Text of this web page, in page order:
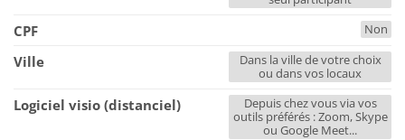
CPF Non
Ville
Dans la ville de votre choix
ou dans vos locaux
Logiciel visio (distanciel)
Depuis chez vous via vos
outils préférés : Zoom, Skype
ou Google Meet...